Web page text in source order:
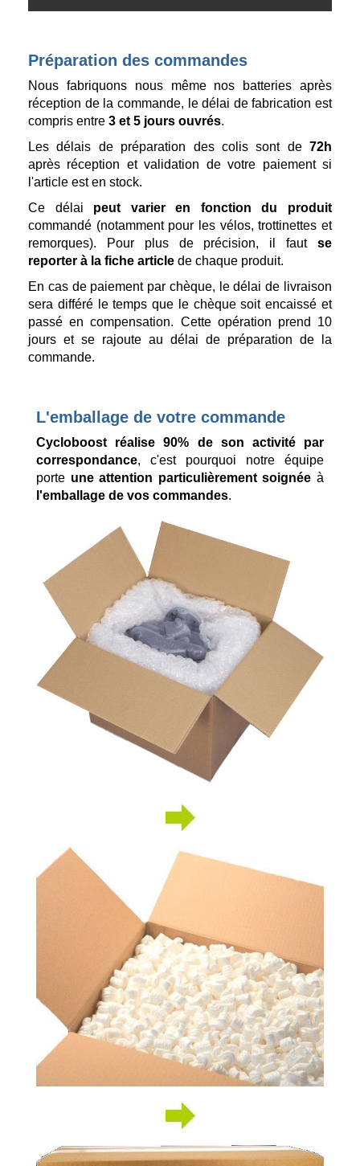
Préparation des commandes
Nous fabriquons nous même nos batteries après
réception de la commande, le délai de fabrication est
compris entre 3 et 5 jours ouvrés.
Les délais de préparation des colis sont de 72h
après réception et validation de votre paiement si
l'article est en stock.
Ce délai peut varier en fonction du produit
commandé (notamment pour les vélos, trottinettes et
remorques). Pour plus de précision, il faut se
reporter à la fiche article de chaque produit.
En cas de paiement par chèque, le délai de livraison
sera différé le temps que le chèque soit encaissé et
passé en compensation. Cette opération prend 10
jours et se rajoute au délai de préparation de la
commande.
L'emballage de votre commande
Cycloboost réalise 90% de son activité par
correspondance, c'est pourquoi notre équipe
porte une attention particulièrement soignéeà
l'emballage de vos commandes.